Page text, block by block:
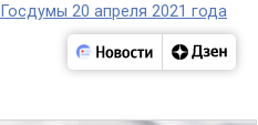
20 апреля 2021 года